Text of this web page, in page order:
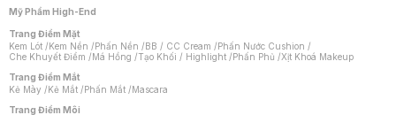
Mỹ Phẩm High-End
Trang Điểm Mặt
Kem Lót /Kem Nền /Phấn Nền /BB / CC Cream /Phấn Nước Cushion /
Che Khuyết Điểm /Má Hồng /Tạo Khối / Highlight /Phấn Phủ /Xịt Khoá Makeup
Trang Điểm Mắt
Kẻ Mày /Kẻ Mắt /Phấn Mắt /Mascara
Trang Điểm Môi